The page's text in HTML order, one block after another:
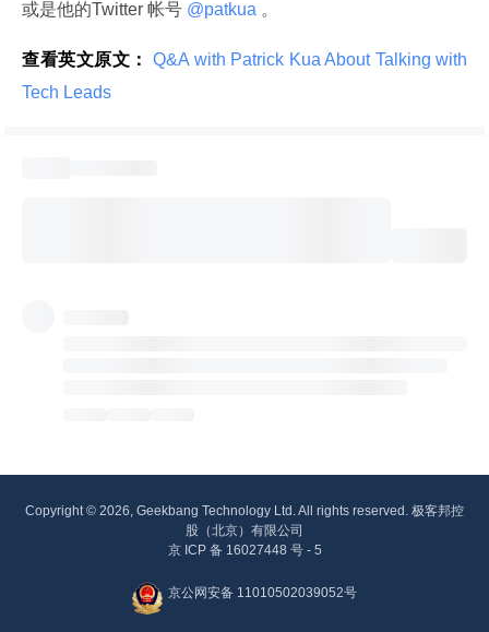
或是他的Twitter 帐号 @patkua 。
查看英文原文：
Q&A with Patrick Kua About Talking with
Tech Leads
Copyright © 2026, Geekbang Technology Ltd. All rights reserved. 极客邦控
股（北京）有限公司
京 ICP 备 16027448 号 - 5
京公网安备 11010502039052号